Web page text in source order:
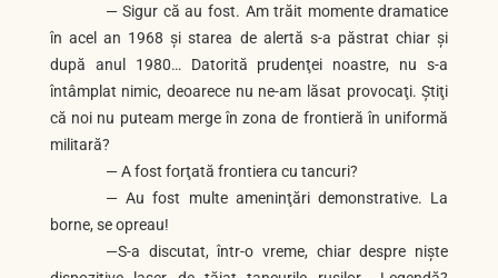
— Sigur că au fost. Am trăit momente dramatice
în acel an 1968 şi starea de alertă s-a păstrat chiar şi
după anul 1980… Datorită prudenţei noastre, nu s-a
întâmplat nimic, deoarece nu ne-am lăsat provocaţi. Ştiţi
că noi nu puteam merge în zona de frontieră în uniformă
militară?
— A fost forţată frontiera cu tancuri?
— Au fost multe ameninţări demonstrative. La
borne, se opreau!
—S-a discutat, într-o vreme, chiar despre nişte